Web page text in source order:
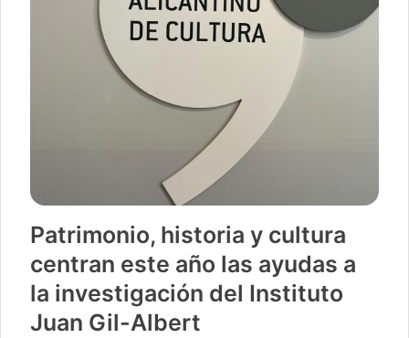
Patrimonio, historia y cultura
centran este año las ayudas a
la investigación del Instituto
Juan Gil-Albert